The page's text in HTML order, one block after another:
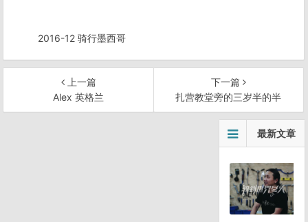
2016-12 骑行墨西哥
上一篇
Alex 英格兰
下一篇
扎营教堂旁的三岁半的半
最新文章